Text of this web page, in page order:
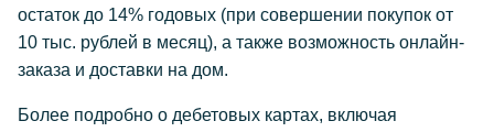
остаток до 14% годовых (при совершении покупок от
10 тыс. рублей в месяц), а также возможность онлайн-
заказа и доставки на дом.
Более подробно о дебетовых картах, включая